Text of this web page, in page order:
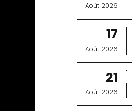
Août 2026
17
Août 2026
21
Août 2026